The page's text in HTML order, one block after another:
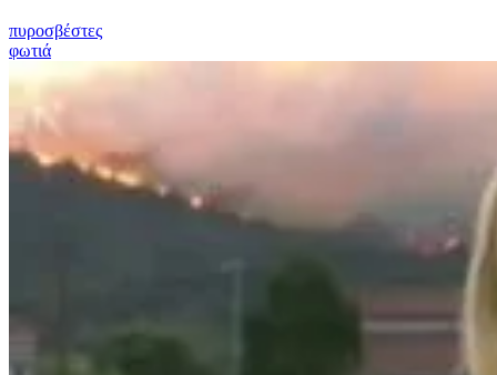
πυροσβέστες
φωτιά